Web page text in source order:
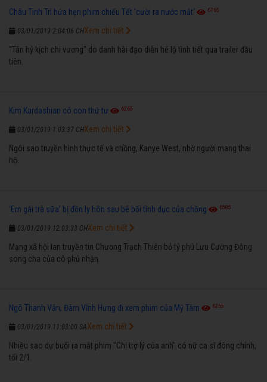
Châu Tinh Trì hứa hẹn phim chiếu Tết 'cười ra nước mắt' 6765
03/01/2019 2:04:06 CH
"Tân hỷ kịch chi vương" do danh hài đạo diễn hé lộ tình tiết qua trailer đầu
tiên.
Xem chi tiết
Kim Kardashian có con thứ tư 6265
03/01/2019 1:03:37 CH
Ngôi sao truyền hình thực tế và chồng, Kanye West, nhờ người mang thai
hộ.
Xem chi tiết
'Em gái trà sữa' bị đồn ly hôn sau bê bối tình dục của chồng 6585
03/01/2019 12:03:33 CH
Mạng xã hội lan truyền tin Chương Trạch Thiên bỏ tỷ phú Lưu Cường Đông
song cha của cô phủ nhận.
Xem chi tiết
Ngô Thanh Vân, Đàm Vĩnh Hưng đi xem phim của Mỹ Tâm 6265
03/01/2019 11:03:00 SA
Nhiều sao dự buổi ra mắt phim "Chị trợ lý của anh" có nữ ca sĩ đóng chính,
tối 2/1.
Xem chi tiết